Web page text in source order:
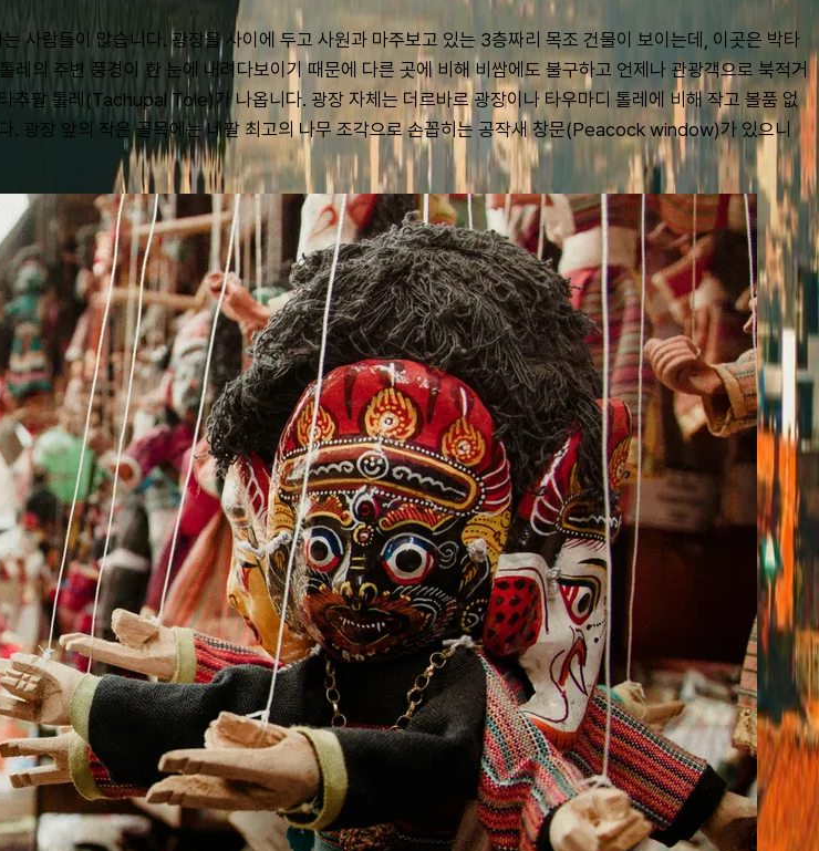
사람들이 많습니다. 광장을 사이에 두고 사원과 마주보고 있는 3층짜리 목조 건물이 보이는데, 이곳은 박타
의 주변 풍경이 한 눈에 내려다보이기 때문에 다른 곳에 비해 비쌈에도 불구하고 언제나 관광객으로 북적거
추팔 톨레(Tachupal Tole)가 나옵니다. 광장 자체는 더르바르 광장이나 타우마디 톨레에 비해 작고 볼품 없
장 앞의 작은 골목에는 네팔 최고의 나무 조각으로 손꼽히는 공작새 창문(Peacock window)가 있으니